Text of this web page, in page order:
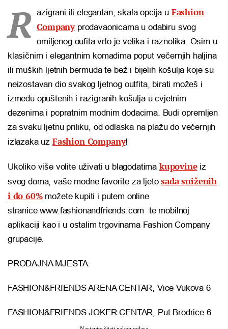
R azigrani ili elegantan, skala opcija u Fashion
Companyprodavaonicama u odabiru svog
omiljenog oufita vrlo je velika i raznolika. Osim u
klasičnim i elegantnim komadima poput večernjih haljina
ili muških ljetnih bermuda te bež i bijelih košulja koje su
neizostavan dio svakog ljetnog outfita, birati možeš i
između opuštenih i razigranih košulja u cvjetnim
dezenima i popratnim modnim dodacima. Budi opremljen
za svaku ljetnu priliku, od odlaska na plažu do večernjih
izlazaka uz Fashion Company!
Ukoliko više volite uživati u blagodatima kupovineiz
svog doma, vaše modne favorite za ljetosada sniženih
i do 60%možete kupiti i putem online
stranice www.fashionandfriends.com te mobilnoj
aplikaciji kao i u ostalim trgovinama Fashion Company
grupacije.
PRODAJNA MJESTA:
FASHION&FRIENDS ARENA CENTAR, Vice Vukova 6
FASHION&FRIENDS JOKER CENTAR, Put Brodrice 6